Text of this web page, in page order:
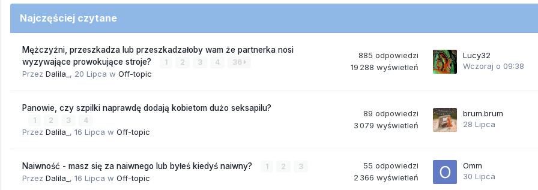
Najczęściej czytane
Mężczyźni, przeszkadza lub przeszkadzałoby wam że partnerka nosi
wyzywające prowokujące stroje?
1 2 3 4 36
Przez Dalila_ , 20 Lipca w Off-topic
885 odpowiedzi
19 288 wyświetleń
Lucy32
Wczoraj o 09:38
Panowie, czy szpilki naprawdę dodają kobietom dużo seksapilu?
1 2 3 4
Przez Dalila_ , 16 Lipca w Off-topic
89 odpowiedzi
3 079 wyświetleń
brum.brum
28 Lipca
Naiwność - masz się za naiwnego lub byłeś kiedyś naiwny? 1 2 3
Przez Dalila_ , 16 Lipca w Off-topic
55 odpowiedzi
2 366 wyświetleń
Omm
30 Lipca